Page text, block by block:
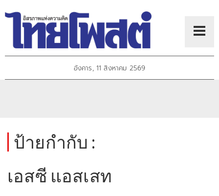
อังคาร, 11 สิงหาคม 2569
ป้ายกำกับ :
เอสซี แอสเสท